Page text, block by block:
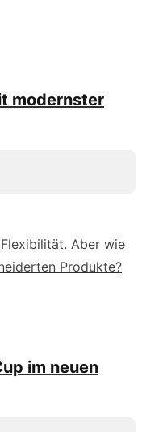
modernster
Aber wie
Produkte?
im neuen